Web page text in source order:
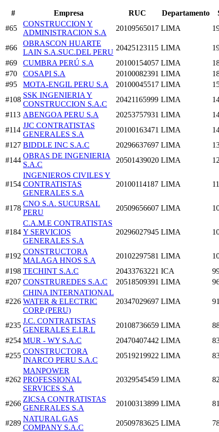
# Empresa RUC Departamento
#65
CONSTRUCCION Y
ADMINISTRACION S.A
20109565017 LIMA
#66
OBRASCON HUARTE
LAIN S.A.SUC.DEL PERU
20425123115 LIMA
#69
CUMBRA PERÚ S.A 20100154057 LIMA
#70
COSAPI S.A 20100082391 LIMA
#95
MOTA-ENGIL PERU S.A 20100045517 LIMA
#108
SSK INGENIERIA Y
CONSTRUCCION S.A.C
20421165999 LIMA
#113 ABENGOA PERU S.A 20253757931 LIMA
#114
JJC CONTRATISTAS
GENERALES S.A
20100163471 LIMA
#127 BIDDLE INC S.A.C 20296637697 LIMA
#144
OBRAS DE INGENIERIA
S.A.C
20501439020 LIMA
#154
INGENIEROS CIVILES Y
CONTRATISTAS
GENERALES S.A
20100114187 LIMA
#178
CNO S.A. SUCURSAL
PERU
20509656607 LIMA
#184
C.A.M.E CONTRATISTAS
Y SERVICIOS
GENERALES S.A
20296027945 LIMA
#192
CONSTRUCTORA
MALAGA HNOS S.A
20102297581 LIMA
#198 TECHINT S.A.C 20433763221 ICA
#207 CONSTRUREDES S.A.C 20518509391 LIMA
#226
CHINA INTERNATIONAL
WATER & ELECTRIC
CORP (PERU)
20347029697 LIMA
#235
J.C. CONTRATISTAS
GENERALES E.I.R.L
20108736659 LIMA
#254 MUR - WY S.A.C 20470407442 LIMA
#255
CONSTRUCTORA
INARCO PERU S.A.C
20519219922 LIMA
#262
MANPOWER
PROFESSIONAL
SERVICES S.A
20329545459 LIMA
#266
ZICSA CONTRATISTAS
GENERALES S.A
20100313899 LIMA
#289
NATURAL GAS
COMPANY S.A.C
20509783625 LIMA